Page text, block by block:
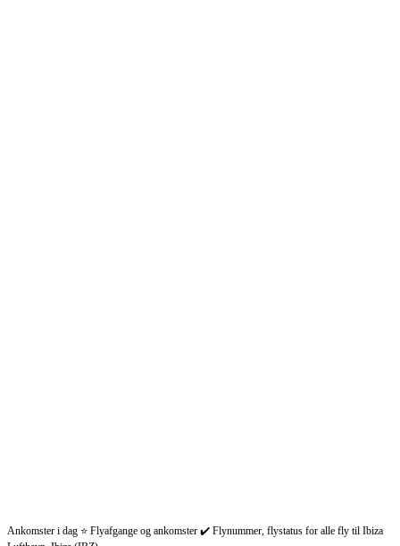
Ankomster i dag ⭐ Flyafgange og ankomster ✔️ Flynummer, flystatus for alle fly til Ibiza